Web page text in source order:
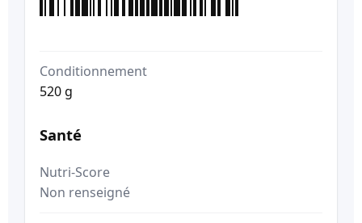
Conditionnement
520 g
Santé
Nutri-Score
Non renseigné